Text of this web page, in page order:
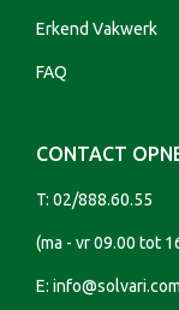
Erkend Vakwerk
FAQ
CONTACT
T: 02/888.60.55
(ma - vr 09.00 tot
E: info@solvari.com